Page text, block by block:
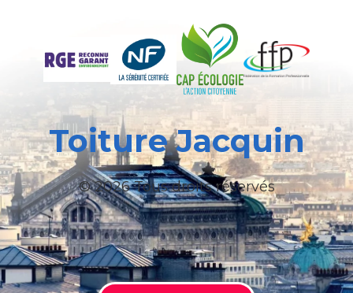
Toiture Jacquin
© 2026 Tous droits réservés